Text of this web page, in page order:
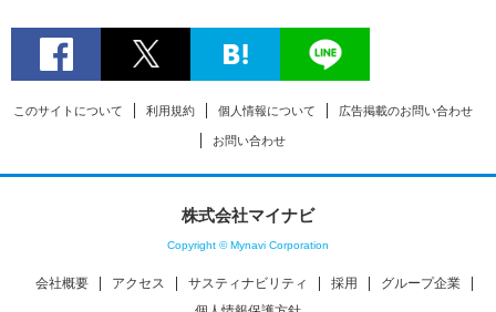
このサイトについて 利用規約 個人情報について 広告掲載のお問い合わせ
お問い合わせ
株式会社マイナビ
Copyright © Mynavi Corporation
会社概要 アクセス サスティナビリティ 採用
グループ企業